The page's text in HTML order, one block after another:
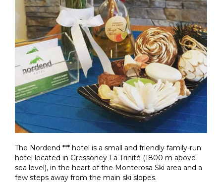
The Nordend *** hotel is a small and friendly family-run
hotel located in Gressoney La Trinité (1800 m above
sea level), in the heart of the Monterosa Ski area and a
few steps away from the main ski slopes.